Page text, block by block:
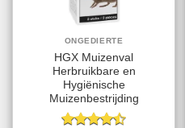
ONGEDIERTE
HGX Muizenval
Herbruikbare en
Hygiënische
Muizenbestrijding